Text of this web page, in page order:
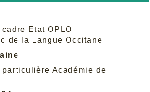
Etat OPLO
de la Langue Occitane
Académie de